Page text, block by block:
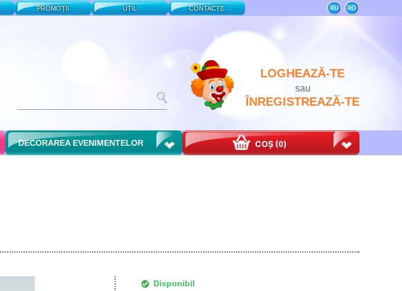
RU RO
PROMOȚII UTIL CONTACTE
LOGHEAZĂ-TE
sau
ÎNREGISTREAZĂ-TE
DECORAREA EVENIMENTELOR COȘ (0)
Disponibil